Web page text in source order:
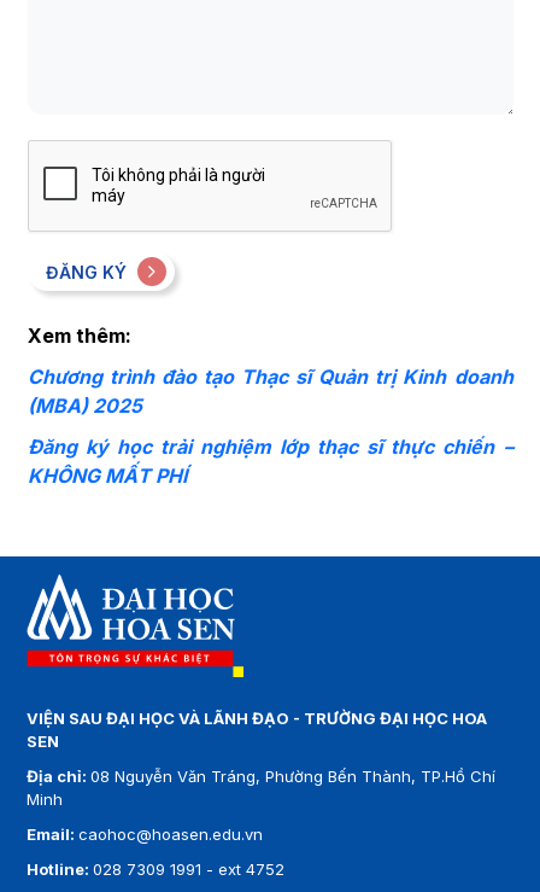
ĐĂNG KÝ
Xem thêm:
Chương trình đào tạo Thạc sĩ Quản trị Kinh doanh
(MBA) 2025
Đăng ký học trải nghiệm lớp thạc sĩ thực chiến –
KHÔNG MẤT PHÍ
VIỆN SAU ĐẠI HỌC VÀ LÃNH ĐẠO - TRƯỜNG ĐẠI HỌC HOA
SEN
Địa chỉ:08 Nguyễn Văn Tráng, Phường Bến Thành, TP.Hồ Chí
Minh
Email:caohoc@hoasen.edu.vn
Hotline:028 7309 1991 - ext 4752